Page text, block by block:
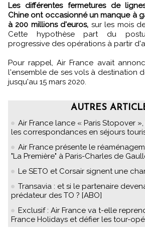
Les différentes fermetures de
Chine ont occasionné un manque à
à 200 millions d'euros, sur les mois
Cette hypothèse part du
progressive des opérations à partir
Pour rappel, Air France avait
l'ensemble de ses vols à destination
jusqu'au 15 mars 2020.
AUTRES
Air France lance « Paris Stopover
les correspondances en séjours
Air France présente le
"La Première" à Paris-Charles de
Le SETO et Corsair signent une
Transavia : et si le partenaire
prédateur des TO ? [ABO]
Exclusif : Air France va t-elle
France Holidays et défier les tour-